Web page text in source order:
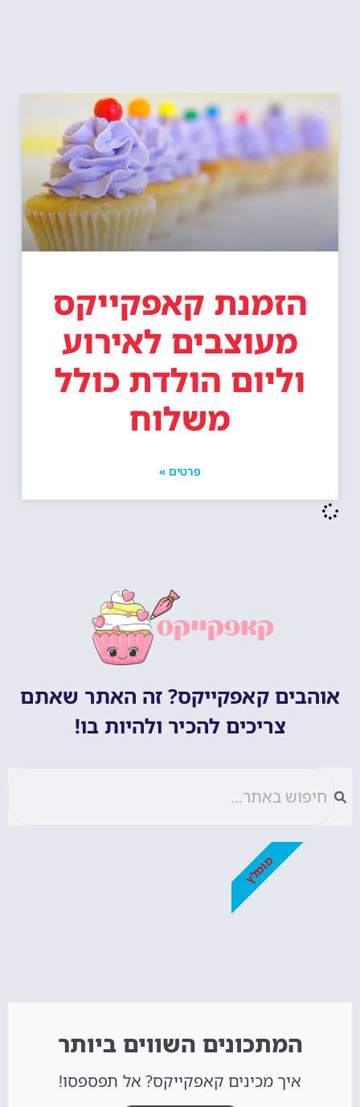
הזמנת קאפקייקס
מעוצבים לאירוע
וליום הולדת כולל
משלוח
פרטים »
אוהבים קאפקייקס? זה האתר שאתם
צריכים להכיר ולהיות בו!
המתכונים השווים ביותר
איך מכינים קאפקייקס? אל תפספסו!
מומלץ